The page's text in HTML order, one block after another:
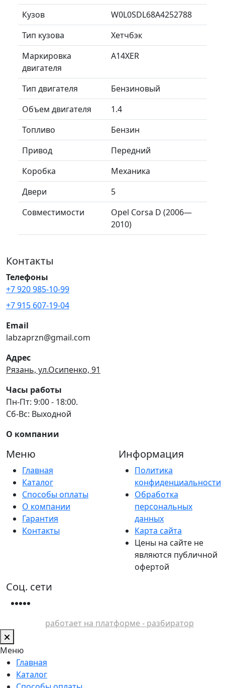
Кузов
W0L0SDL68A4252788
Тип кузова
Хетчбэк
Маркировка
двигателя
A14XER
Тип двигателя
Бензиновый
Объем двигателя
1.4
Топливо
Бензин
Привод
Передний
Коробка
Механика
Двери
5
Совместимости
Opel Corsa D (2006—
2010)
Контакты
Телефоны
+7 920 985-10-99
+7 915 607-19-04
Email
labzaprzn@gmail.com
Адрес
Рязань, ул.Осипенко, 91
Часы работы
Пн-Пт: 9:00 - 18:00.
Сб-Вс: Выходной
О компании
Меню
Главная
Каталог
Способы оплаты
О компании
Гарантия
Контакты
Информация
Политика
конфиденциальности
Обработка
персональных
данных
Карта сайта
Цены на сайте не
являются публичной
офертой
Соц. сети
работает на платформе - разбиратор
Меню
Главная
Каталог